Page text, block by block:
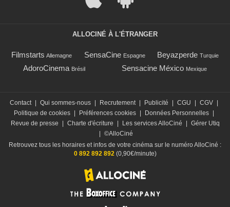
ALLOCINÉ À L'ÉTRANGER
Filmstarts Allemagne SensaCine Espagne Beyazperde Turquie
AdoroCinema Brésil Sensacine México Mexique
Contact | Qui sommes-nous | Recrutement | Publicité | CGU | CGV |
Politique de cookies | Préférences cookies | Données Personnelles |
Revue de presse
| Charte d'écriture | Les services AlloCiné | Gérer Utiq
| ©AlloCiné
Retrouvez tous les horaires et infos de votre cinéma sur le numéro AlloCiné :
0 892 892 892(0,90€/minute)